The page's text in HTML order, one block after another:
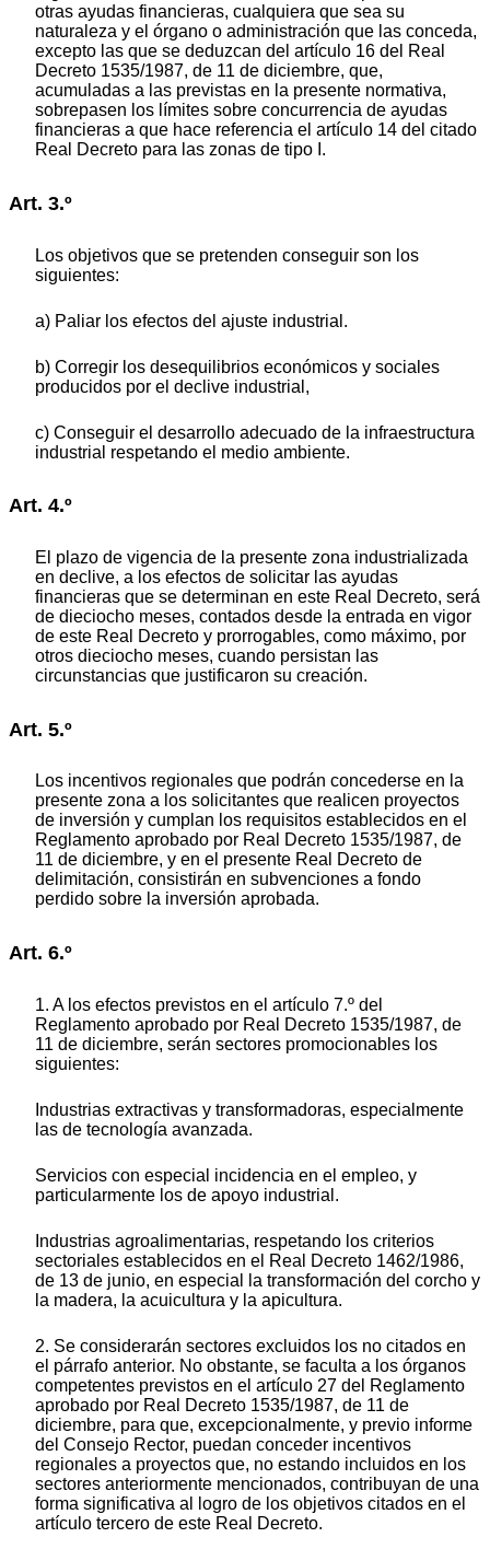
otras ayudas financieras, cualquiera que sea su
naturaleza y el órgano o administración que las conceda,
excepto las que se deduzcan del artículo 16 del Real
Decreto 1535/1987, de 11 de diciembre, que,
acumuladas a las previstas en la presente normativa,
sobrepasen los límites sobre concurrencia de ayudas
financieras a que hace referencia el artículo 14 del citado
Real Decreto para las zonas de tipo I.
Art. 3.º
Los objetivos que se pretenden conseguir son los
siguientes:
a) Paliar los efectos del ajuste industrial.
b) Corregir los desequilibrios económicos y sociales
producidos por el declive industrial,
c) Conseguir el desarrollo adecuado de la infraestructura
industrial respetando el medio ambiente.
Art. 4.º
El plazo de vigencia de la presente zona industrializada
en declive, a los efectos de solicitar las ayudas
financieras que se determinan en este Real Decreto, será
de dieciocho meses, contados desde la entrada en vigor
de este Real Decreto y prorrogables, como máximo, por
otros dieciocho meses, cuando persistan las
circunstancias que justificaron su creación.
Art. 5.º
Los incentivos regionales que podrán concederse en la
presente zona a los solicitantes que realicen proyectos
de inversión y cumplan los requisitos establecidos en el
Reglamento aprobado por Real Decreto 1535/1987, de
11 de diciembre, y en el presente Real Decreto de
delimitación, consistirán en subvenciones a fondo
perdido sobre la inversión aprobada.
Art. 6.º
1. A los efectos previstos en el artículo 7.º del
Reglamento aprobado por Real Decreto 1535/1987, de
11 de diciembre, serán sectores promocionables los
siguientes:
Industrias extractivas y transformadoras, especialmente
las de tecnología avanzada.
Servicios con especial incidencia en el empleo, y
particularmente los de apoyo industrial.
Industrias agroalimentarias, respetando los criterios
sectoriales establecidos en el Real Decreto 1462/1986,
de 13 de junio, en especial la transformación del corcho y
la madera, la acuicultura y la apicultura.
2. Se considerarán sectores excluidos los no citados en
el párrafo anterior. No obstante, se faculta a los órganos
competentes previstos en el artículo 27 del Reglamento
aprobado por Real Decreto 1535/1987, de 11 de
diciembre, para que, excepcionalmente, y previo informe
del Consejo Rector, puedan conceder incentivos
regionales a proyectos que, no estando incluidos en los
sectores anteriormente mencionados, contribuyan de una
forma significativa al logro de los objetivos citados en el
artículo tercero de este Real Decreto.